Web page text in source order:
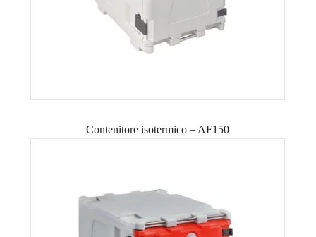
Contenitore isotermico – AF150